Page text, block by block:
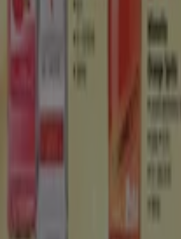
Kontaktujte nás
Marketingové a obchodní
Nesprávně umístěný
Týdenní zpětná vazba k
Technické problémy a